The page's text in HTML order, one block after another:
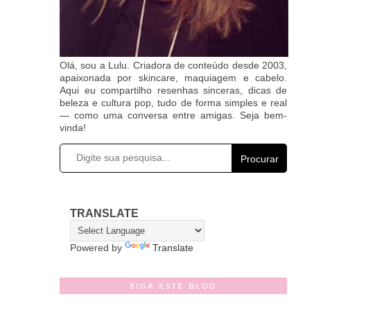
Olá, sou a Lulu. Criadora de conteúdo desde 2003,
apaixonada por skincare, maquiagem e cabelo.
Aqui eu compartilho resenhas sinceras, dicas de
beleza e cultura pop, tudo de forma simples e real
— como uma conversa entre amigas. Seja bem-
vinda!
Procurar
TRANSLATE
Powered by Translate
SIGA ESTE BLOG